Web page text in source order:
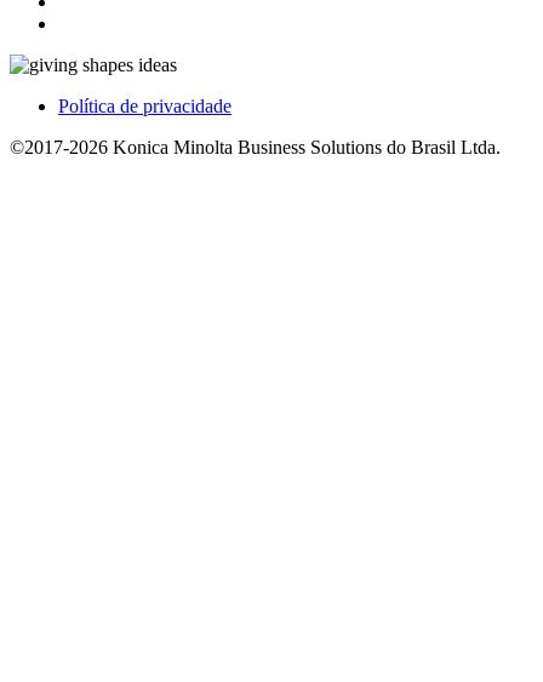
Política de privacidade
©2017-2026 Konica Minolta Business Solutions do Brasil Ltda.